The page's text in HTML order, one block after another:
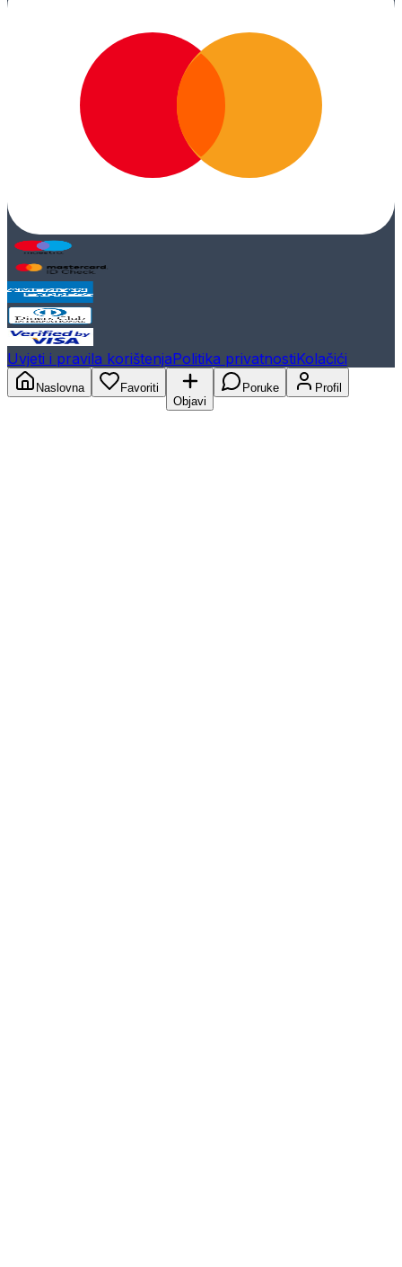
Uvjeti i pravila korištenjaPolitika privatnostiKolačići
Naslovna
Favoriti
Objavi
Poruke Profil